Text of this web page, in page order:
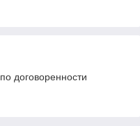
договоренности